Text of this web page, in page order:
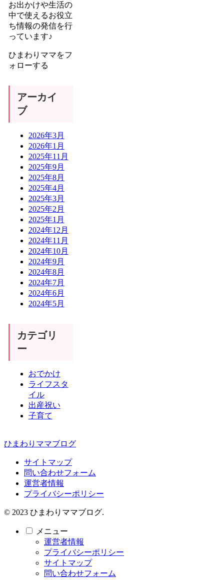
お出かけや生活の
中で使えるお役立
ち情報の発信を行
っています♪
ひまわりママをフ
ォローする
アーカイ
ブ
2026年3月
2026年1月
2025年11月
2025年9月
2025年8月
2025年4月
2025年3月
2025年2月
2025年1月
2024年12月
2024年11月
2024年10月
2024年9月
2024年8月
2024年7月
2024年6月
2024年5月
カテゴリ
ー
おでかけ
ライフスタ
イル
出産祝い
子育て
ひまわりママブログ
サイトマップ
問い合わせフォーム
運営者情報
プライバシーポリシー
© 2023 ひまわりママブログ.
メニュー
運営者情報
プライバシーポリシー
サイトマップ
問い合わせフォーム